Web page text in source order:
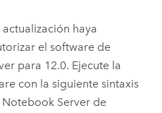
haya
el software de
para 12.0. Ejecute la
con la siguiente sintaxis
Notebook Serverde